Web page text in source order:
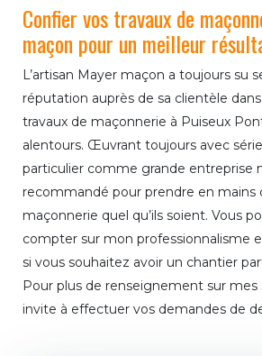
Confier vos travaux de
maçon pour un meilleur
L’artisan Mayer maçon a toujours su
réputation auprès de sa clientèle
travaux de maçonnerie à Puiseux
alentours. Œuvrant toujours avec
particulier comme grande entreprise
recommandé pour prendre en mains
maçonnerie quel qu’ils soient. Vous
compter sur mon professionnalisme
si vous souhaitez avoir un chantier
Pour plus de renseignement sur mes
invite à effectuer vos demandes de